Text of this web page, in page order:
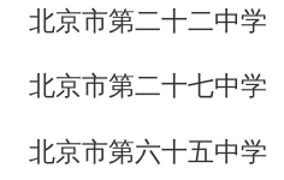
北京市第二十二中学
北京市第二十七中学
北京市第六十五中学